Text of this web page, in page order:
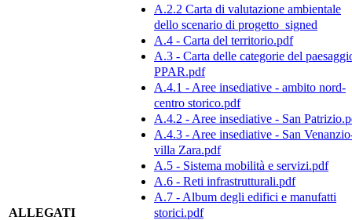
ALLEGATI
A.2.2 Carta di valutazione ambientale
dello scenario di progetto_signed
A.4 - Carta del territorio.pdf
A.3 - Carta delle categorie del
PPAR.pdf
A.4.1 - Aree insediative - ambito nord-
centro storico.pdf
A.4.2 - Aree insediative - San
A.4.3 - Aree insediative - San
villa Zara.pdf
A.5 - Sistema mobilità e servizi.pdf
A.6 - Reti infrastrutturali.pdf
A.7 - Album degli edifici e manufatti
storici.pdf